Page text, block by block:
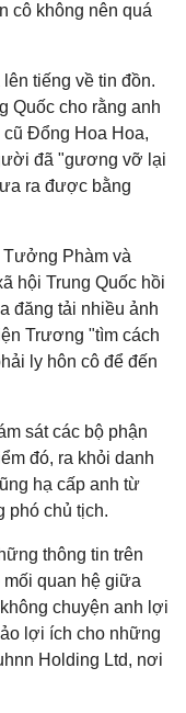
cô không nên quá
tiếng về tin đồn.
Quốc cho rằng anh
Đổng Hoa Hoa,
đã "gương vỡ lại
ra được bằng
Phàm và
hội Trung Quốc hồi
đăng tải nhiều ảnh
Trương "tìm cách
ly hôn cô để đến
sát các bộ phận
đó, ra khỏi danh
hạ cấp anh từ
phó chủ tịch.
thông tin trên
mối quan hệ giữa
chuyện anh lợi
lợi ích cho những
Holding Ltd, nơi